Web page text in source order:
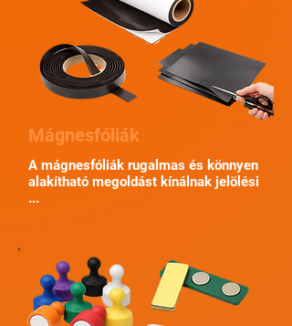
A mágnesfóliák rugalmas és könnyen
alakítható megoldást kínálnak jelölési
...
Mágnesfóliák